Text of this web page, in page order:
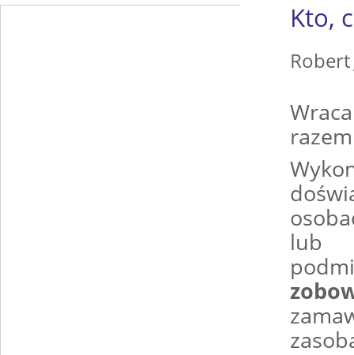
Kto,
Robert
lub